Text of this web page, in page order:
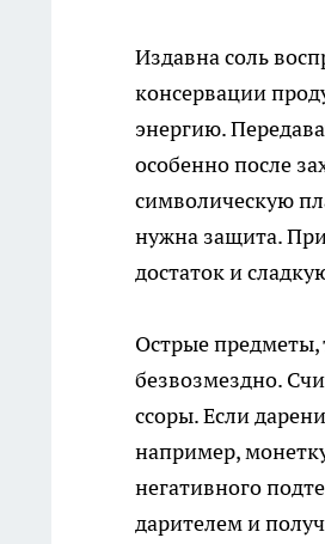
Издавна соль
консервации
энергию.
особенно после
символическую
нужна защита.
достаток и
Острые предметы,
безвозмездно.
ссоры. Если
например,
негативного
дарителем и